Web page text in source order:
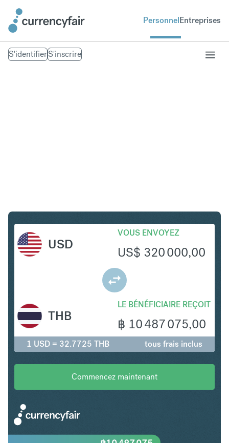
PersonnelEntreprises
S'identifierS'inscrire
USD
VOUS ENVOYEZ
US$ 320 000,00
LE BÉNÉFICIAIRE REÇOIT
฿ 10 487 075,00
THB
1 USD = 32.7725 THB tous frais inclus
Commencez maintenant